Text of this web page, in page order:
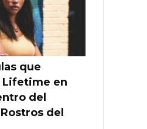
que
Lifetime en
del
del